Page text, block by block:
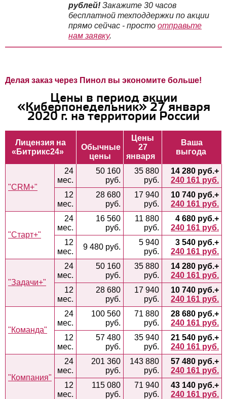
рублей! Закажите 30 часов
бесплатной техподдержки по акции
прямо сейчас - просто отправьте
нам заявку.
Делая заказ через Пинол вы экономите больше!
Цены в период акции
«Киберпонедельник» 27 января
2020 г. на территории России
Лицензия на
«Битрикс24»
Обычные
цены
Цены
27
января
Ваша
выгода
"CRM+"
24
мес.
50 160
руб.
35 880
руб.
14 280 руб.+
240 161 руб.
12
мес.
28 680
руб.
17 940
руб.
10 740 руб.+
240 161 руб.
"Старт+"
24
мес.
16 560
руб.
11 880
руб.
4 680 руб.+
240 161 руб.
12
мес.
9 480 руб.
5 940
руб.
3 540 руб.+
240 161 руб.
"Задачи+"
24
мес.
50 160
руб.
35 880
руб.
14 280 руб.+
240 161 руб.
12
мес.
28 680
руб.
17 940
руб.
10 740 руб.+
240 161 руб.
"Команда"
24
мес.
100 560
руб.
71 880
руб.
28 680 руб.+
240 161 руб.
12
мес.
57 480
руб.
35 940
руб.
21 540 руб.+
240 161 руб.
"Компания"
24
мес.
201 360
руб.
143 880
руб.
57 480 руб.+
240 161 руб.
12
мес.
115 080
руб.
71 940
руб.
43 140 руб.+
240 161 руб.